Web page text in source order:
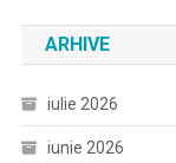
ARHIVE
iulie 2026
iunie 2026